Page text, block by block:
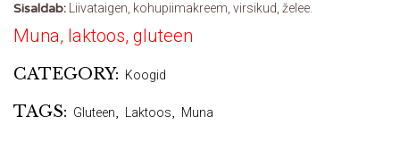
Sisaldab: Liivataigen, kohupiimakreem, virsikud, želee.
Muna, laktoos, gluteen
CATEGORY: Koogid
TAGS: Gluteen, Laktoos, Muna